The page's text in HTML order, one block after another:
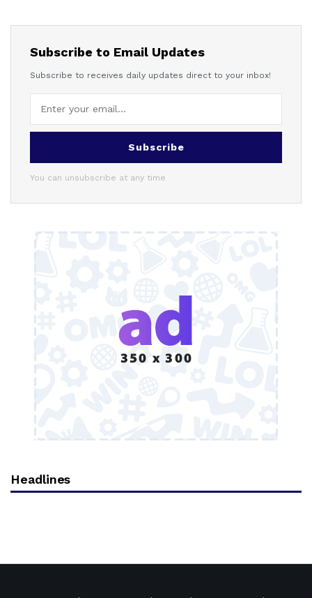
Subscribe to Email Updates
Subscribe to receives daily updates direct to your inbox!
Subscribe
You can unsubscribe at any time
Headlines